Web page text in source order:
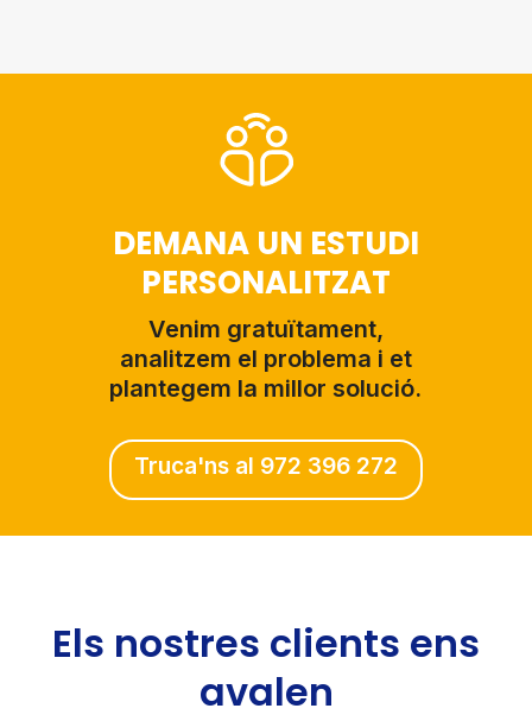
DEMANA UN ESTUDI
PERSONALITZAT
Venim gratuïtament,
analitzem el problema i et
plantegem la millor solució.
Truca'ns al 972 396 272
Els nostres clients ens
avalen